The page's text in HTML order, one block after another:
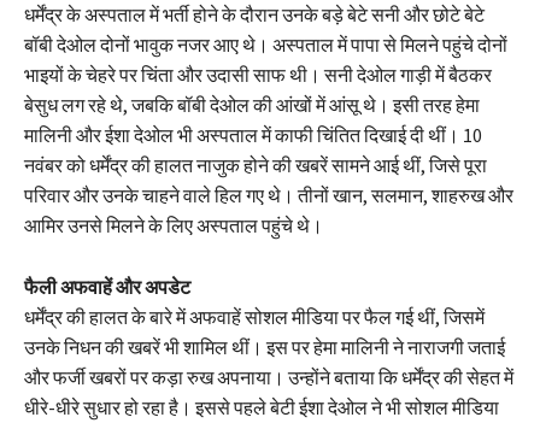
धर्मेंद्र के अस्पताल में भर्ती होने के दौरान उनके बड़े बेटे सनी और छोटे बेटे
बॉबी देओल दोनों भावुक नजर आए थे। अस्पताल में पापा से मिलने पहुंचे दोनों
भाइयों के चेहरे पर चिंता और उदासी साफ थी। सनी देओल गाड़ी में बैठकर
बेसुध लग रहे थे, जबकि बॉबी देओल की आंखों में आंसू थे। इसी तरह हेमा
मालिनी और ईशा देओल भी अस्पताल में काफी चिंतित दिखाई दी थीं। 10
नवंबर को धर्मेंद्र की हालत नाजुक होने की खबरें सामने आई थीं, जिसे पूरा
परिवार और उनके चाहने वाले हिल गए थे। तीनों खान, सलमान, शाहरुख और
आमिर उनसे मिलने के लिए अस्पताल पहुंचे थे।
फैली अफवाहें और अपडेट
धर्मेंद्र की हालत के बारे में अफवाहें सोशल मीडिया पर फैल गई थीं, जिसमें
उनके निधन की खबरें भी शामिल थीं। इस पर हेमा मालिनी ने नाराजगी जताई
और फर्जी खबरों पर कड़ा रुख अपनाया। उन्होंने बताया कि धर्मेंद्र की सेहत में
धीरे-धीरे सुधार हो रहा है। इससे पहले बेटी ईशा देओल ने भी सोशल मीडिया